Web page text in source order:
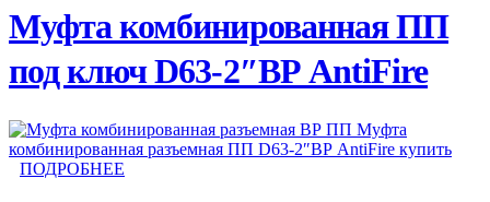
Муфта комбинированная ПП
под ключ D63-2″ВР AntiFire
ПОДРОБНЕЕ